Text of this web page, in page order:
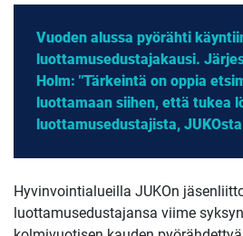
Vuoden alussa pyörähti
luottamusedustajakausi.
Holm: "Tärkeintä on oppia
luottamaan siihen, että tukea
luottamusedustajista,
Hyvinvointialueilla JUKOn
luottamusedustajansa viime